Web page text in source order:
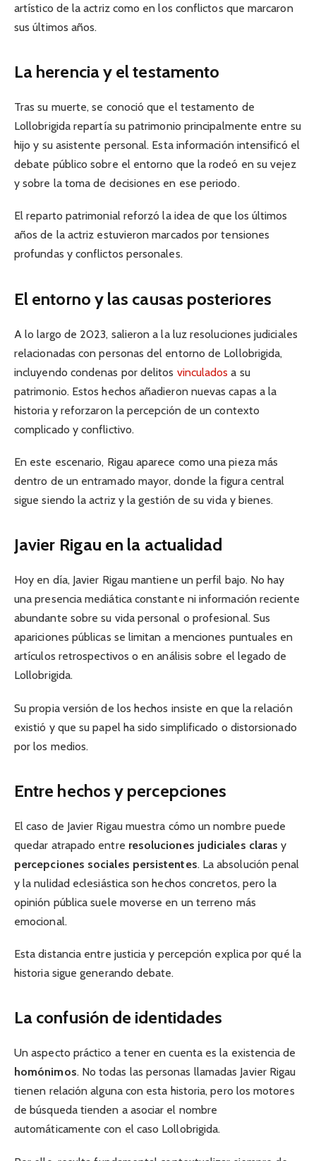
artístico de la actriz como en los conflictos que marcaron
sus últimos años.
La herencia y el testamento
Tras su muerte, se conoció que el testamento de
Lollobrigida repartía su patrimonio principalmente entre su
hijo y su asistente personal. Esta información intensificó el
debate público sobre el entorno que la rodeó en su vejez
y sobre la toma de decisiones en ese periodo.
El reparto patrimonial reforzó la idea de que los últimos
años de la actriz estuvieron marcados por tensiones
profundas y conflictos personales.
El entorno y las causas posteriores
A lo largo de 2023, salieron a la luz resoluciones judiciales
relacionadas con personas del entorno de Lollobrigida,
incluyendo condenas por delitos vinculados a su
patrimonio. Estos hechos añadieron nuevas capas a la
historia y reforzaron la percepción de un contexto
complicado y conflictivo.
En este escenario, Rigau aparece como una pieza más
dentro de un entramado mayor, donde la figura central
sigue siendo la actriz y la gestión de su vida y bienes.
Javier Rigau en la actualidad
Hoy en día, Javier Rigau mantiene un perfil bajo. No hay
una presencia mediática constante ni información reciente
abundante sobre su vida personal o profesional. Sus
apariciones públicas se limitan a menciones puntuales en
artículos retrospectivos o en análisis sobre el legado de
Lollobrigida.
Su propia versión de los hechos insiste en que la relación
existió y que su papel ha sido simplificado o distorsionado
por los medios.
Entre hechos y percepciones
El caso de Javier Rigau muestra cómo un nombre puede
quedar atrapado entre resoluciones judiciales claras y
percepciones sociales persistentes. La absolución penal
y la nulidad eclesiástica son hechos concretos, pero la
opinión pública suele moverse en un terreno más
emocional.
Esta distancia entre justicia y percepción explica por qué la
historia sigue generando debate.
La confusión de identidades
Un aspecto práctico a tener en cuenta es la existencia de
homónimos. No todas las personas llamadas Javier Rigau
tienen relación alguna con esta historia, pero los motores
de búsqueda tienden a asociar el nombre
automáticamente con el caso Lollobrigida.